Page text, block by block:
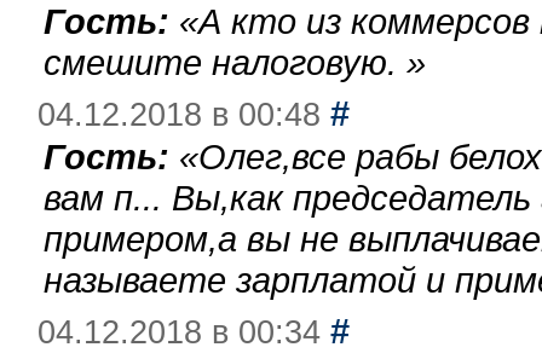
Гость: «А кто из
смешите налоговую. »
04.12.2018 в 00:48 #
Гость: «Олег,все рабы
вам п... Вы,как
примером,а вы не
называете зарплатой и
04.12.2018 в 00:34 #